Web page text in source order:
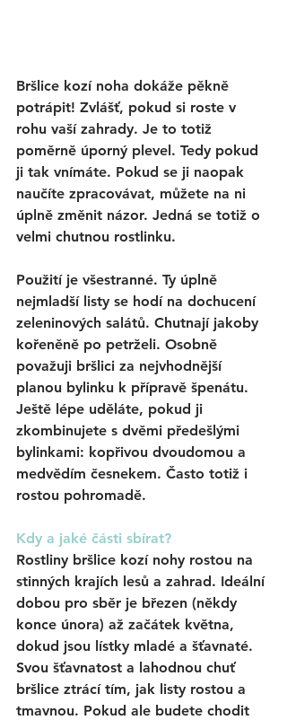
Bršlice kozí noha dokáže pěkně
potrápit! Zvlášť, pokud si roste v
rohu vaší zahrady. Je to totiž
poměrně úporný plevel. Tedy pokud
ji tak vnímáte. Pokud se ji naopak
naučíte zpracovávat, můžete na ni
úplně změnit názor. Jedná se totiž o
velmi chutnou rostlinku.
Použití je všestranné. Ty úplně
nejmladší listy se hodí na dochucení
zeleninových salátů. Chutnají jakoby
kořeněně po petrželi. Osobně
považuji bršlici za nejvhodnější
planou bylinku k přípravě špenátu.
Ještě lépe uděláte, pokud ji
zkombinujete s dvěmi předešlými
bylinkami: kopřivou dvoudomou a
medvědím česnekem. Často totiž i
rostou pohromadě.
Kdy a jaké části sbírat?
Rostliny bršlice kozí nohy rostou na
stinných krajích lesů a zahrad. Ideální
dobou pro sběr je březen (někdy
konce února) až začátek května,
dokud jsou lístky mladé a šťavnaté.
Svou šťavnatost a lahodnou chuť
bršlice ztrácí tím, jak listy rostou a
tmavnou. Pokud ale budete chodit